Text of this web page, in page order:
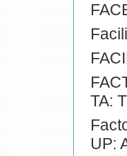
TA:
UP: